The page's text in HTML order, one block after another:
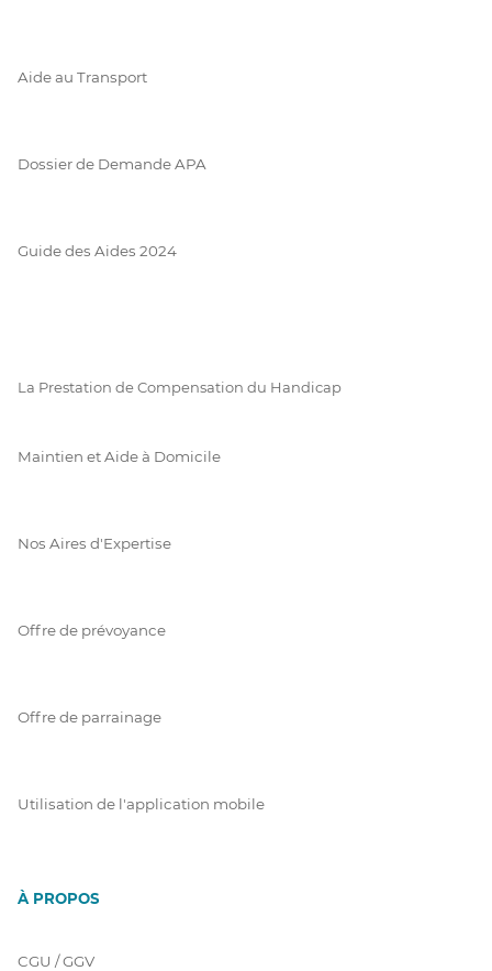
Aide au Transport
Dossier de Demande APA
Guide des Aides 2024
La Prestation de Compensation du Handicap
Maintien et Aide à Domicile
Nos Aires d'Expertise
Offre de prévoyance
Offre de parrainage
Utilisation de l'application mobile
À PROPOS
CGU / GGV